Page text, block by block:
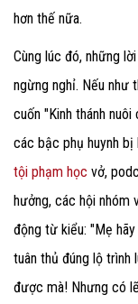
hơn thế nữa.
Cùng lúc đó, những
ngừng nghỉ. Nếu như
cuốn "Kinh thánh
các bậc phụ huynh
tội phạm học vở,
hưởng, các hội nhóm
động từ kiểu: "Mẹ
tuân thủ đúng lộ trình
được mà! Nhưng có